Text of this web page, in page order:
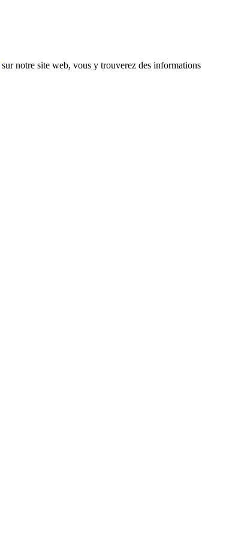
sur notre site web, vous y trouverez des informations